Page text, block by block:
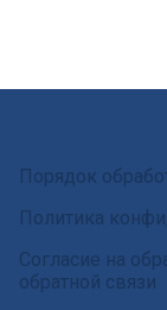
Порядок
Политика
Согласие на
обратной связи